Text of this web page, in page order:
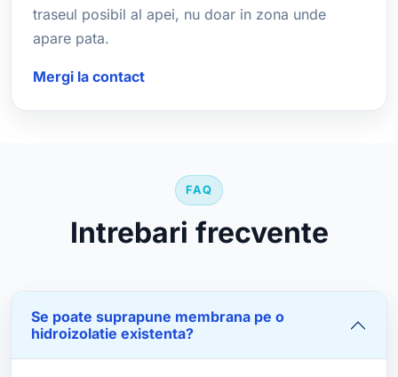
traseul posibil al apei, nu doar in zona unde
apare pata.
Mergi la contact
FAQ
Intrebari frecvente
Se poate suprapune membrana pe o
hidroizolatie existenta?